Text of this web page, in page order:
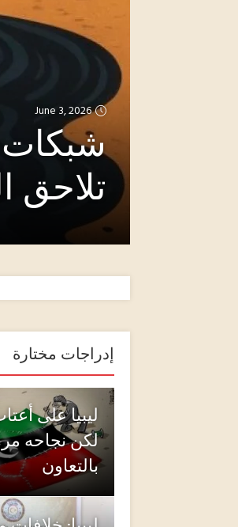
June 3, 2026
شبكات
تلاحق
إدراجات مختارة
ليبيا على
لكن نجاحه
بالتعاون